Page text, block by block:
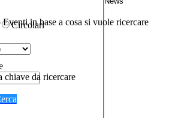
in base a cosa si vuole ricercare
Circolari
chiave da ricercare